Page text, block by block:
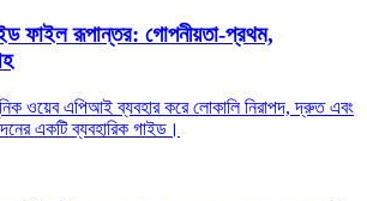
ফাইল রূপান্তর: গোপনীয়তা‑প্রথম,
ওয়েব এপিআই ব্যবহার করে লোকালি নিরাপদ, দ্রুত এবং
একটি ব্যবহারিক গাইড।